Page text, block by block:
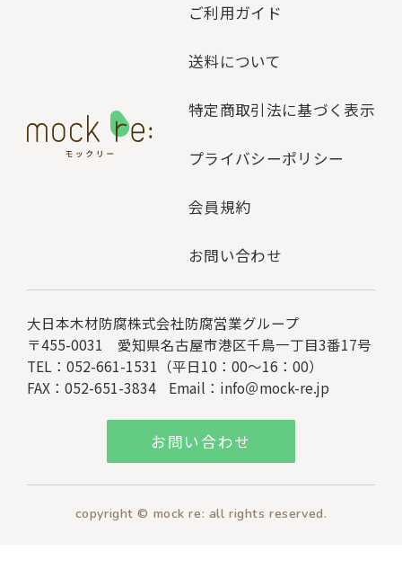
ご利用ガイド
送料について
特定商取引法に基づく表示
プライバシーポリシー
会員規約
お問い合わせ
大日本木材防腐株式会社防腐営業グループ
〒455-0031 愛知県名古屋市港区千鳥一丁目3番17号
TEL：052-661-1531（平日10：00～16：00）
FAX：052-651-3834
Email： info＠mock-re.jp
お問い合わせ
copyright © mock re: all rights reserved.